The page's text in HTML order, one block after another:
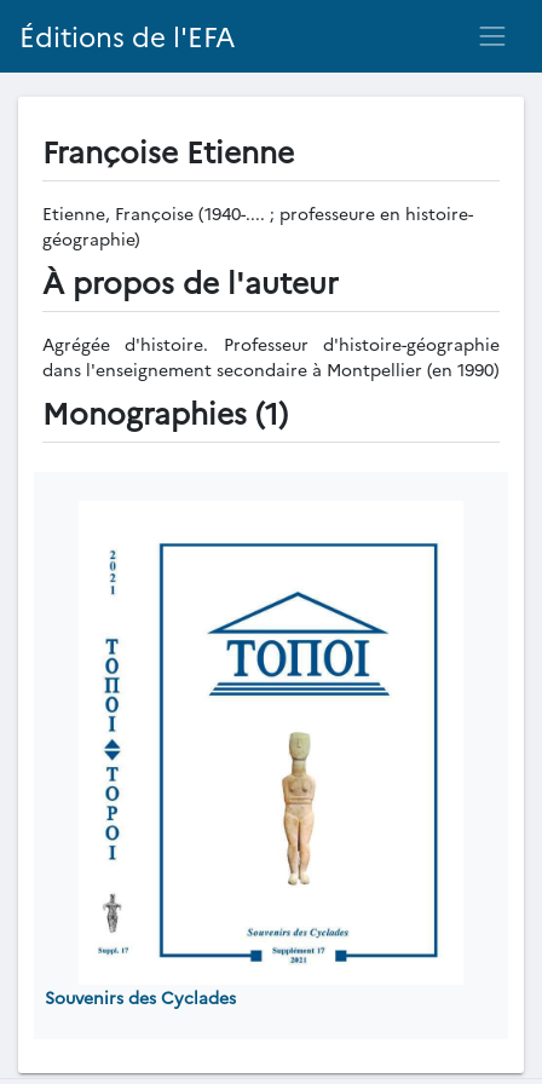
Éditions de l'EFA
Françoise Etienne
Etienne, Françoise (1940-.... ; professeure en histoire-
géographie)
À propos de l'auteur
Agrégée d'histoire. Professeur d'histoire-géographie
dans l'enseignement secondaire à Montpellier (en 1990)
Monographies (1)
Souvenirs des Cyclades